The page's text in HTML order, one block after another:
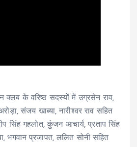
क्लब के वरिष्ठ सदस्यों में उग्रसेन राव,
संजय खाब्या, नारीश्वर राव सहित
सिंह गहलोत, कुंजन आचार्य, प्रताप सिंह
भगवान प्रजापत, ललित सोनी सहित